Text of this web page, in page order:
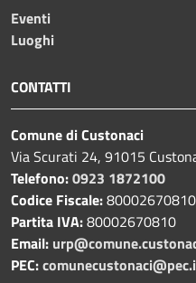
Eventi
Luoghi
CONTATTI
Comune di Custonaci
Via Scurati 24, 91015
Telefono:0923 1872100
Codice Fiscale:80002670810
Partita IVA:80002670810
Email:
PEC: